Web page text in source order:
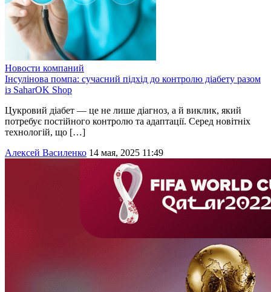
Новости компаний
Інсулінова помпа: сучасний підхід до контролю діабету разом
із SaharOK Shop
Цукровий діабет — це не лише діагноз, а й виклик, який
потребує постійного контролю та адаптації. Серед новітніх
технологій, що […]
Алексей Василенко 14 мая, 2025 11:49